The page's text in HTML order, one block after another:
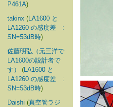
P461A)
takinx (LA1600 と
LA1260 の感度差 :
SN=53dB時)
佐藤明弘（元三洋で
LA1600の設計者で
す）
(LA1600 と
LA1260 の感度差 :
SN=53dB時)
Daishi (真空管ラジ